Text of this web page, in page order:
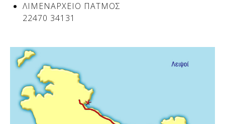
Δείτε μας:
ΛΙΜΕΝΑΡΧΕΙΟ ΠΑΤΜΟΣ
22470 34131